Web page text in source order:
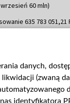
60 mln)
635 783 051,21
48 862 000,00
umowy:
60,548 mln)
danych,
(zwaną
identyfikatora